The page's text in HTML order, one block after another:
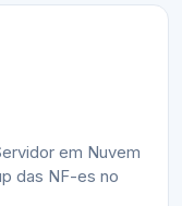
em Nuvem
das NF-es no